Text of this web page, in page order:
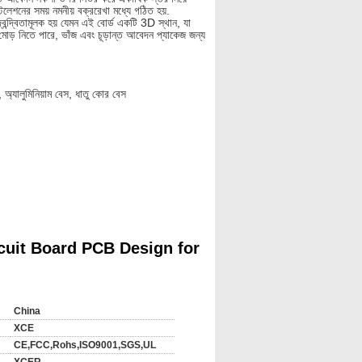
সময় নমনীয় বক্ররেখা মধ্যে গঠিত হয়.
হয় যেমন এই বোর্ড একটি 3D স্থান, যা
নিতে পারে, ভাঁজ এবং চূড়ান্ত আবেদন প্যাকেজ জন্য
বেস, ধাতু কোর বেস
সমাবেশ প্রয়োজন উত্পাদক কিনা, প্রযুক্তির ভাল
এবং হাই-এন্ড কনজিউমার ইলেক্ট্রনিক্স, ect.a
Board PCB Design for
China
XCE
CE,FCC,Rohs,ISO9001,SGS,UL